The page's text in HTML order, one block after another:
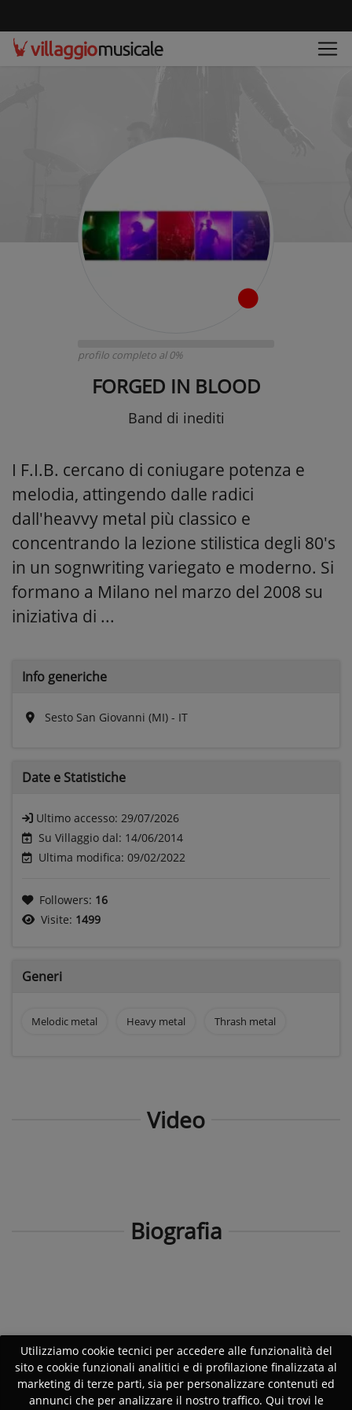
profilo completo al 0%
FORGED IN BLOOD
Band di inediti
I F.I.B. cercano di coniugare potenza e
melodia, attingendo dalle radici
dall'heavvy metal più classico e
concentrando la lezione stilistica degli 80's
in un sognwriting variegato e moderno. Si
formano a Milano nel marzo del 2008 su
iniziativa di ...
Info generiche
Sesto San Giovanni (MI) - IT
Date e Statistiche
Ultimo accesso: 29/07/2026
Su Villaggio dal: 14/06/2014
Ultima modifica: 09/02/2022
Followers: 16
Visite: 1499
Generi
Melodic metal Heavy metal Thrash metal
Video
Biografia
Utilizziamo cookie tecnici per accedere alle funzionalità del
sito e cookie funzionali analitici e di profilazione finalizzata al
marketing di terze parti, sia per personalizzare contenuti ed
annunci che per analizzare il nostro traffico. Qui trovi le